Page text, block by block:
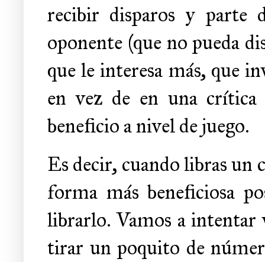
recibir disparos y parte
oponente (que no pueda
que le interesa más, que
en vez de en una crítica
beneficio a nivel de juego.
Es decir, cuando libras un
forma más beneficiosa
librarlo. Vamos a intentar
tirar un poquito de